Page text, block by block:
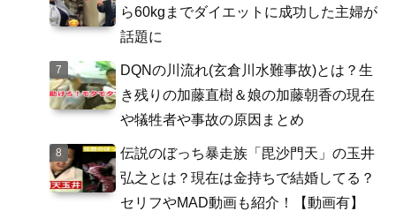
ら60kgまでダイエットに成功した主婦が
話題に
DQNの川流れ(玄倉川水難事故)とは？生
き残りの加藤直樹＆娘の加藤朝香の現在
や犠牲者や事故の原因まとめ
伝説のぼっち暴走族「毘沙門天」の玉井
弘之とは？現在は金持ちで結婚してる？
セリフやMAD動画も紹介！【動画有】